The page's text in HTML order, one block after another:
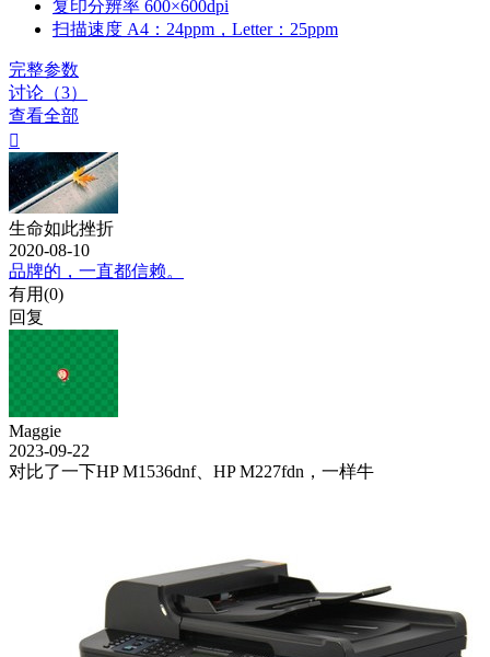
复印分辨率 600×600dpi
扫描速度 A4：24ppm，Letter：25ppm
完整参数
讨论（3）
查看全部

生命如此挫折
2020-08-10
品牌的，一直都信赖。
有用(0)
回复
Maggie
2023-09-22
对比了一下HP M1536dnf、HP M227fdn，一样牛